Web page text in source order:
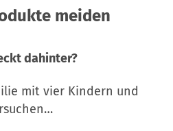
meiden
dahinter?
mit vier Kindern und